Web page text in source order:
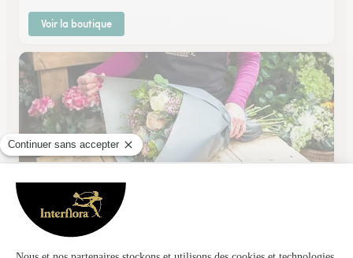
Voir la boutique
Le Jardin des Fleurs
Talmont St Hilaire
★★★
4.6 (47)